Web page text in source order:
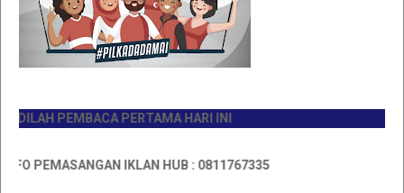
PEMBACA PERTAMA HARI INI
PEMASANGAN IKLAN HUB : 0811767335